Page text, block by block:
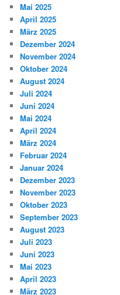
Mai 2025
April 2025
März 2025
Dezember 2024
November 2024
Oktober 2024
August 2024
Juli 2024
Juni 2024
Mai 2024
April 2024
März 2024
Februar 2024
Januar 2024
Dezember 2023
November 2023
Oktober 2023
September 2023
August 2023
Juli 2023
Juni 2023
Mai 2023
April 2023
März 2023